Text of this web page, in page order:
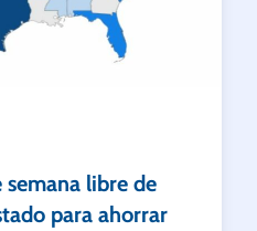
libre de
para ahorrar